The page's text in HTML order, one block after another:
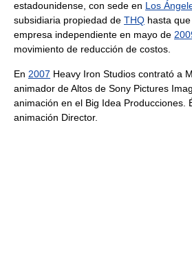
estadounidense, con sede en Los
subsidiaria propiedad de THQ hasta
empresa independiente en mayo de
movimiento de reducción de costos.
En 2007 Heavy Iron Studios contrató a
animador de Altos de Sony Pictures
animación en el Big Idea Producciones.
animación Director.